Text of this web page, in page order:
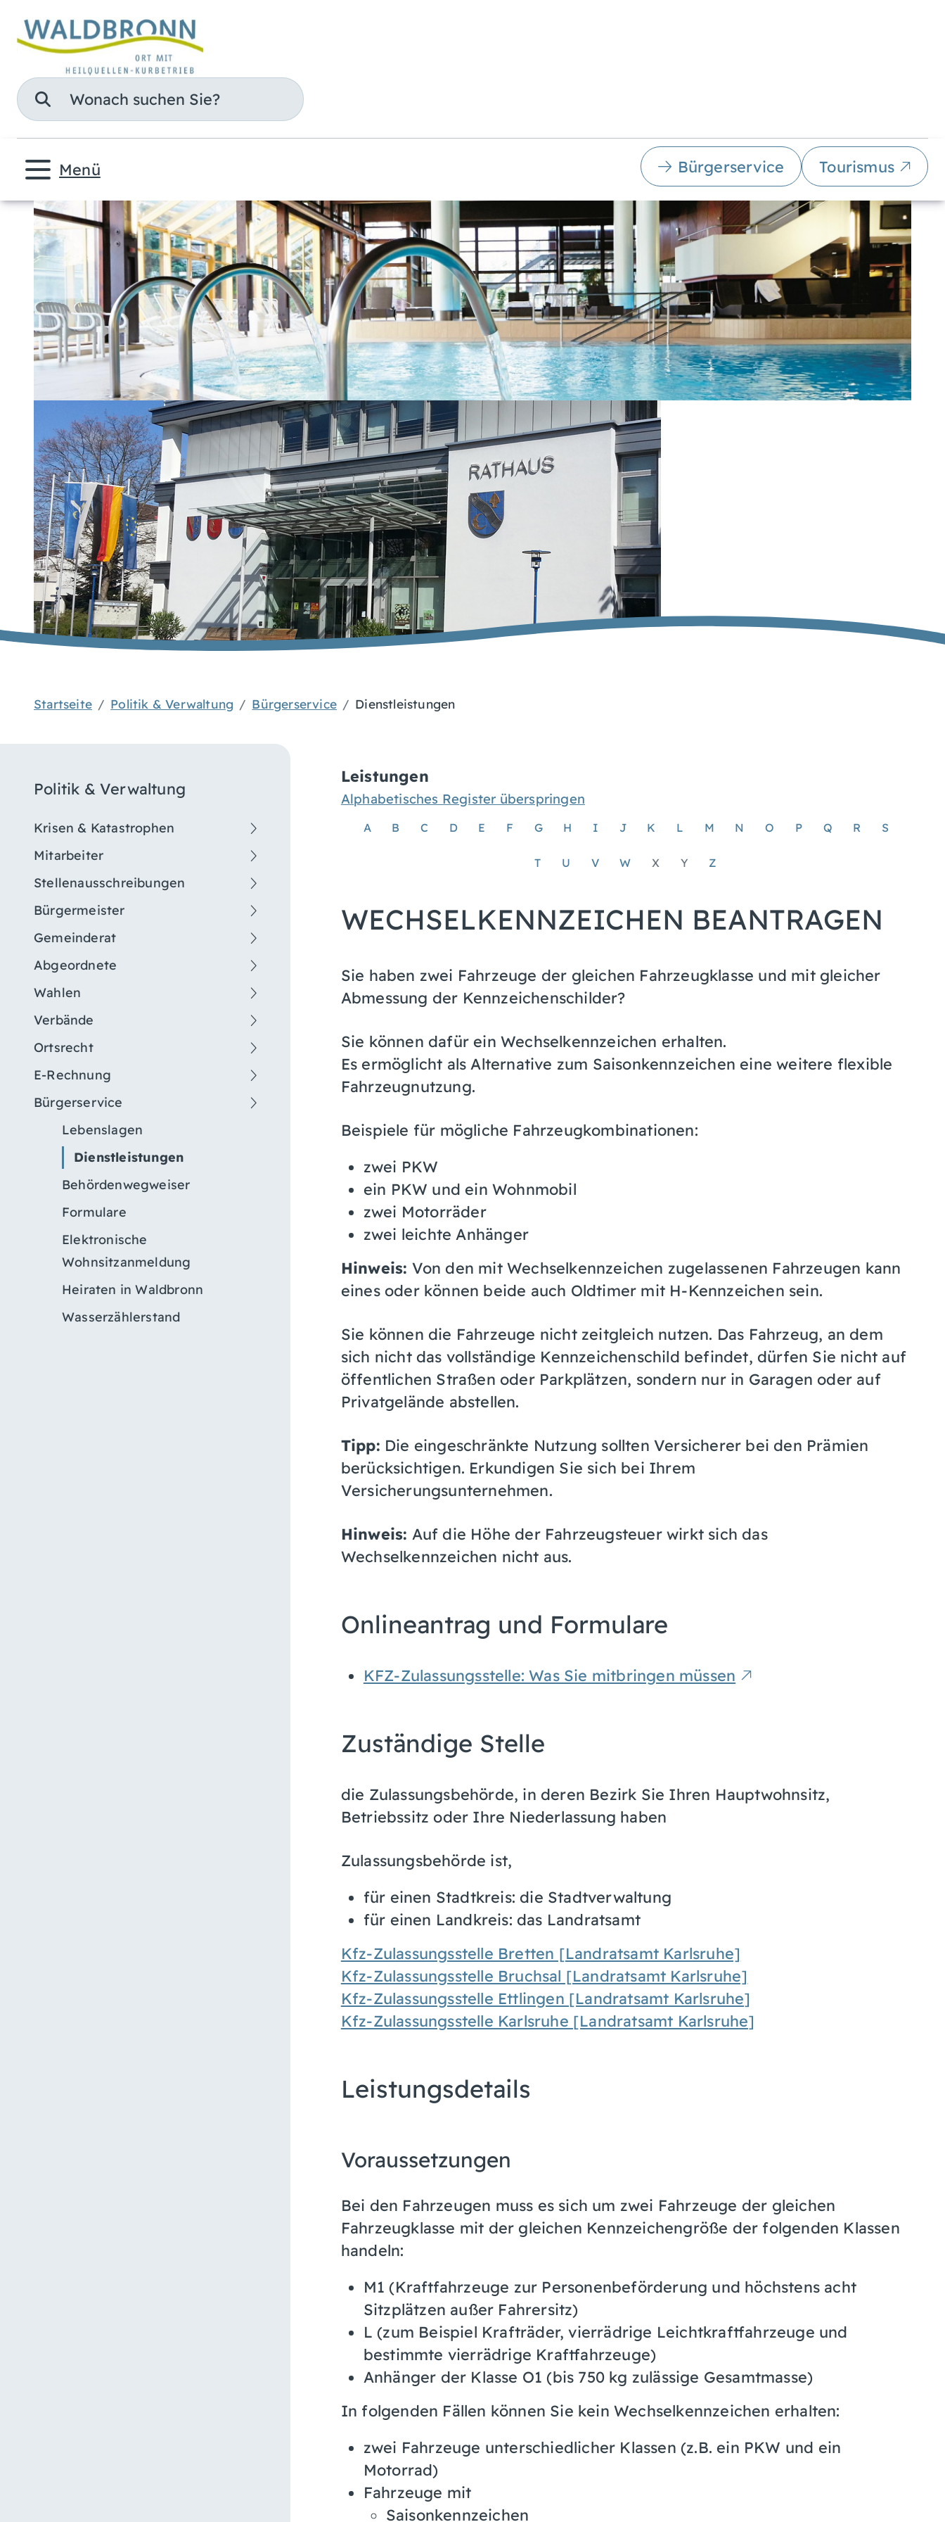
Suche
Menü Bürgerservice Tourismus
Startseite Politik & Verwaltung Bürgerservice Dienstleistungen
Politik & Verwaltung
Krisen & Katastrophen
Mitarbeiter
Stellenausschreibungen
Bürgermeister
Gemeinderat
Abgeordnete
Wahlen
Verbände
Ortsrecht
E-Rechnung
Bürgerservice
Lebenslagen
Dienstleistungen
Behördenwegweiser
Formulare
Elektronische
Wohnsitzanmeldung
Heiraten in Waldbronn
Wasserzählerstand
Leistungen
Alphabetisches Register überspringen
A B C D E F G H I J K L M N O P Q R S
T U V W X Y Z
WECHSELKENNZEICHEN BEANTRAGEN
Sie haben zwei Fahrzeuge der gleichen Fahrzeugklasse und mit gleicher
Abmessung der Kennzeichenschilder?
Sie können dafür ein Wechselkennzeichen erhalten.
Es ermöglicht als Alternative zum Saisonkennzeichen eine weitere flexible
Fahrzeugnutzung.
Beispiele für mögliche Fahrzeugkombinationen:
zwei PKW
ein PKW und ein Wohnmobil
zwei Motorräder
zwei leichte Anhänger
Hinweis: Von den mit Wechselkennzeichen zugelassenen Fahrzeugen kann
eines oder können beide auch Oldtimer mit H-Kennzeichen sein.
Sie können die Fahrzeuge nicht zeitgleich nutzen. Das Fahrzeug, an dem
sich nicht das vollständige Kennzeichenschild befindet, dürfen Sie nicht auf
öffentlichen Straßen oder Parkplätzen, sondern nur in Garagen oder auf
Privatgelände abstellen.
Tipp: Die eingeschränkte Nutzung sollten Versicherer bei den Prämien
berücksichtigen. Erkundigen Sie sich bei Ihrem
Versicherungsunternehmen.
Hinweis: Auf die Höhe der Fahrzeugsteuer wirkt sich das
Wechselkennzeichen nicht aus.
Onlineantrag und Formulare
KFZ-Zulassungsstelle: Was Sie mitbringen müssen
Zuständige Stelle
die Zulassungsbehörde, in deren Bezirk Sie Ihren Hauptwohnsitz,
Betriebssitz oder Ihre Niederlassung haben
Zulassungsbehörde ist,
für einen Stadtkreis: die Stadtverwaltung
für einen Landkreis: das Landratsamt
Kfz-Zulassungsstelle Bretten [Landratsamt Karlsruhe]
Kfz-Zulassungsstelle Bruchsal [Landratsamt Karlsruhe]
Kfz-Zulassungsstelle Ettlingen [Landratsamt Karlsruhe]
Kfz-Zulassungsstelle Karlsruhe [Landratsamt Karlsruhe]
Leistungsdetails
Voraussetzungen
Bei den Fahrzeugen muss es sich um zwei Fahrzeuge der gleichen
Fahrzeugklasse mit der gleichen Kennzeichengröße der folgenden Klassen
handeln:
M1 (Kraftfahrzeuge zur Personenbeförderung und höchstens acht
Sitzplätzen außer Fahrersitz)
L (zum Beispiel Krafträder, vierrädrige Leichtkraftfahrzeuge und
bestimmte vierrädrige Kraftfahrzeuge)
Anhänger der Klasse O1 (bis 750 kg zulässige Gesamtmasse)
In folgenden Fällen können Sie kein Wechselkennzeichen erhalten:
zwei Fahrzeuge unterschiedlicher Klassen (z.B. ein PKW und ein
Motorrad)
Fahrzeuge mit
Saisonkennzeichen